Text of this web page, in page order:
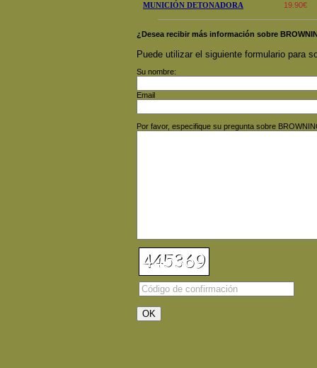
MUNICIÓN DETONADORA 19.90€
¿Desea recibir más información sobre
Puede utilizar el siguiente formulario para
Su nombre:
Email
Por favor, especifique su pregunta sobre